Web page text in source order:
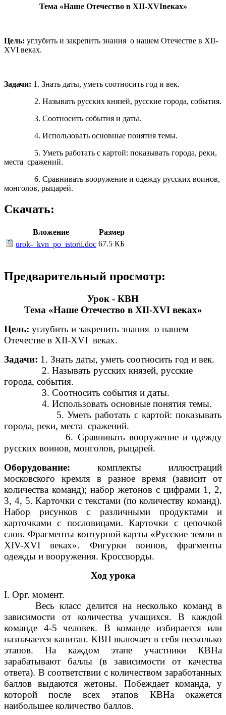
Тема «Наше Отечество в XII-XVIвеках»
Цель: углубить и закрепить знания о нашем Отечестве в XII-
XVI веках.
Задачи: 1. Знать даты, уметь соотносить год и век.
2. Называть русских князей, русские города, события.
3. Соотносить события и даты.
4. Использовать основные понятия темы.
5. Уметь работать с картой: показывать города, реки,
места сражений.
6. Сравнивать вооружение и одежду русских воинов,
монголов, рыцарей.
Скачать:
Вложение
Размер
urok-_kvn_po_istorii.doc 67.5 КБ
Предварительный просмотр:
Урок - КВН
Тема «Наше Отечество в XII-XVI веках»
Цель: углубить и закрепить знания о нашем
Отечестве в XII-XVI веках.
Задачи: 1. Знать даты, уметь соотносить год и век.
2. Называть русских князей, русские
города, события.
3. Соотносить события и даты.
4. Использовать основные понятия темы.
5. Уметь работать с картой: показывать
города, реки, места сражений.
6. Сравнивать вооружение и одежду
русских воинов, монголов, рыцарей.
Оборудование: комплекты иллюстраций
московского кремля в разное время (зависит от
количества команд); набор жетонов с цифрами 1, 2,
3, 4, 5. Карточки с текстами (по количеству команд).
Набор рисунков с различными продуктами и
карточками с пословицами. Карточки с цепочкой
слов. Фрагменты контурной карты «Русские земли в
XIV-XVI веках». Фигурки воинов, фрагменты
одежды и вооружения. Кроссворды.
Ход урока
I. Орг. момент.
Весь класс делится на несколько команд в
зависимости от количества учащихся. В каждой
команде 4-5 человек. В команде избирается или
назначается капитан. КВН включает в себя несколько
этапов. На каждом этапе участники КВНа
зарабатывают баллы (в зависимости от качества
ответа). В соответствии с количеством заработанных
баллов выдаются жетоны. Побеждает команда, у
которой после всех этапов КВНа окажется
наибольшее количество баллов.